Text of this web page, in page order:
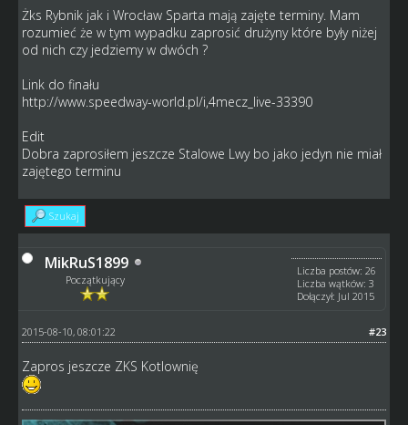
Żks Rybnik jak i Wrocław Sparta mają zajęte terminy. Mam
rozumieć że w tym wypadku zaprosić drużyny które były niżej
od nich czy jedziemy w dwóch ?
Link do finału
http://www.speedway-world.pl/i,4mecz_live-33390
Edit
Dobra zaprosiłem jeszcze Stalowe Lwy bo jako jedyn nie miał
zajętego terminu
Szukaj
MikRuS1899
Początkujący
Liczba postów: 26
Liczba wątków: 3
Dołączył: Jul 2015
#23
2015-08-10, 08:01:22
Zapros jeszcze ZKS Kotlownię